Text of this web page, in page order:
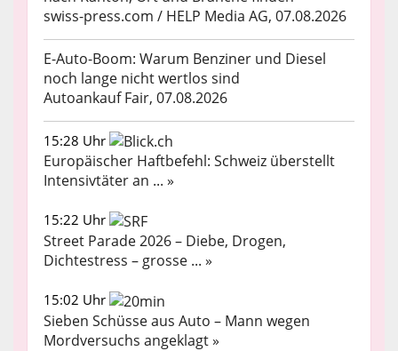
swiss-press.com / HELP Media AG, 07.08.2026
E-Auto-Boom: Warum Benziner und Diesel
noch lange nicht wertlos sind
Autoankauf Fair, 07.08.2026
15:28 Uhr
Europäischer Haftbefehl: Schweiz überstellt
Intensivtäter an ... »
15:22 Uhr
Street Parade 2026 – Diebe, Drogen,
Dichtestress – grosse ... »
15:02 Uhr
Sieben Schüsse aus Auto – Mann wegen
Mordversuchs angeklagt »